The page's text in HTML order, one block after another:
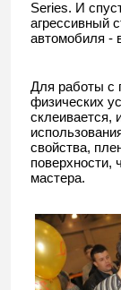
Series. И
агрессивный
автомобиля -
Для работы с
физических
склеивается,
свойства,
поверхности,
мастера.